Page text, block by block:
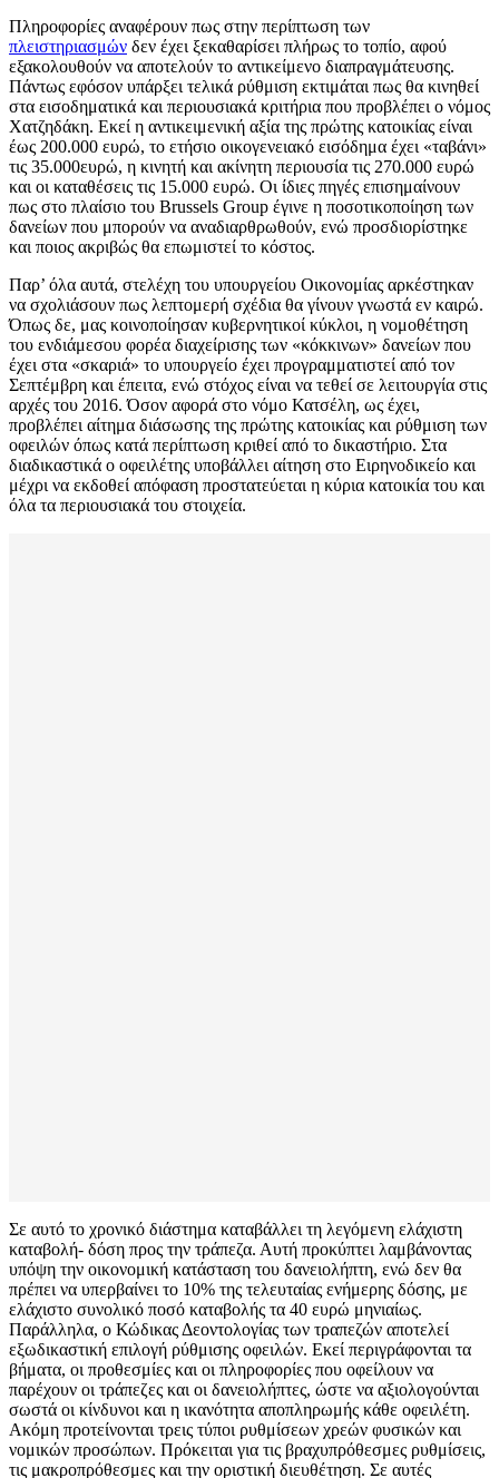
Πληροφορίες αναφέρουν πως στην περίπτωση των
πλειστηριασμών δεν έχει ξεκαθαρίσει πλήρως το τοπίο, αφού
εξακολουθούν να αποτελούν το αντικείμενο διαπραγμάτευσης.
Πάντως εφόσον υπάρξει τελικά ρύθμιση εκτιμάται πως θα κινηθεί
στα εισοδηματικά και περιουσιακά κριτήρια που προβλέπει ο νόμος
Χατζηδάκη. Εκεί η αντικειμενική αξία της πρώτης κατοικίας είναι
έως 200.000 ευρώ, το ετήσιο οικογενειακό εισόδημα έχει «ταβάνι»
τις 35.000ευρώ, η κινητή και ακίνητη περιουσία τις 270.000 ευρώ
και οι καταθέσεις τις 15.000 ευρώ. Οι ίδιες πηγές επισημαίνουν
πως στο πλαίσιο του Brussels Group έγινε η ποσοτικοποίηση των
δανείων που μπορούν να αναδιαρθρωθούν, ενώ προσδιορίστηκε
και ποιος ακριβώς θα επωμιστεί το κόστος.
Παρ’ όλα αυτά, στελέχη του υπουργείου Οικονομίας αρκέστηκαν
να σχολιάσουν πως λεπτομερή σχέδια θα γίνουν γνωστά εν καιρώ.
Όπως δε, μας κοινοποίησαν κυβερνητικοί κύκλοι, η νομοθέτηση
του ενδιάμεσου φορέα διαχείρισης των «κόκκινων» δανείων που
έχει στα «σκαριά» το υπουργείο έχει προγραμματιστεί από τον
Σεπτέμβρη και έπειτα, ενώ στόχος είναι να τεθεί σε λειτουργία στις
αρχές του 2016. Όσον αφορά στο νόμο Κατσέλη, ως έχει,
προβλέπει αίτημα διάσωσης της πρώτης κατοικίας και ρύθμιση των
οφειλών όπως κατά περίπτωση κριθεί από το δικαστήριο. Στα
διαδικαστικά ο οφειλέτης υποβάλλει αίτηση στο Ειρηνοδικείο και
μέχρι να εκδοθεί απόφαση προστατεύεται η κύρια κατοικία του και
όλα τα περιουσιακά του στοιχεία.
Σε αυτό το χρονικό διάστημα καταβάλλει τη λεγόμενη ελάχιστη
καταβολή- δόση προς την τράπεζα. Αυτή προκύπτει λαμβάνοντας
υπόψη την οικονομική κατάσταση του δανειολήπτη, ενώ δεν θα
πρέπει να υπερβαίνει το 10% της τελευταίας ενήμερης δόσης, με
ελάχιστο συνολικό ποσό καταβολής τα 40 ευρώ μηνιαίως.
Παράλληλα, ο Κώδικας Δεοντολογίας των τραπεζών αποτελεί
εξωδικαστική επιλογή ρύθμισης οφειλών. Εκεί περιγράφονται τα
βήματα, οι προθεσμίες και οι πληροφορίες που οφείλουν να
παρέχουν οι τράπεζες και οι δανειολήπτες, ώστε να αξιολογούνται
σωστά οι κίνδυνοι και η ικανότητα αποπληρωμής κάθε οφειλέτη.
Ακόμη προτείνονται τρεις τύποι ρυθμίσεων χρεών φυσικών και
νομικών προσώπων. Πρόκειται για τις βραχυπρόθεσμες ρυθμίσεις,
τις μακροπρόθεσμες και την οριστική διευθέτηση. Σε αυτές